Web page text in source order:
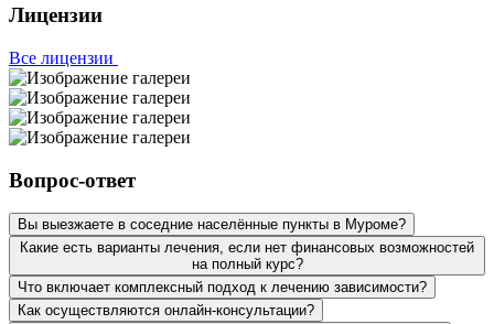
Лицензии
Все лицензии
Вопрос-ответ
Вы выезжаете в соседние населённые пункты в Муроме?
Какие есть варианты лечения, если нет финансовых возможностей
на полный курс?
Что включает комплексный подход к лечению зависимости?
Как осуществляются онлайн-консультации?